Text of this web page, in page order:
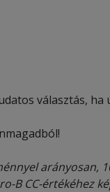
választás,
arányosan,
B CC-értékéhez